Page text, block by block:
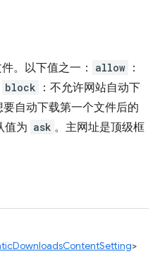
。以下值之一： allow ：
block
：不允许网站自动下
要自动下载第一个文件后的
值为 ask 。主网址是顶级框
>